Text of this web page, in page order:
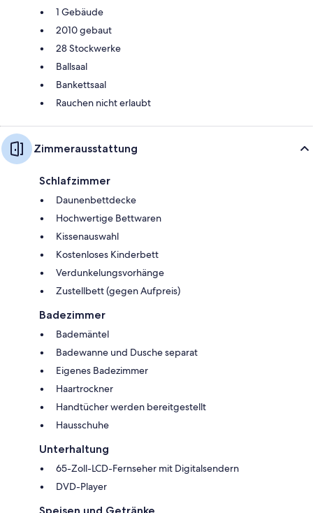
1 Gebäude
2010 gebaut
28 Stockwerke
Ballsaal
Bankettsaal
Rauchen nicht erlaubt
Zimmerausstattung
Schlafzimmer
Daunenbettdecke
Hochwertige Bettwaren
Kissenauswahl
Kostenloses Kinderbett
Verdunkelungsvorhänge
Zustellbett (gegen Aufpreis)
Badezimmer
Bademäntel
Badewanne und Dusche separat
Eigenes Badezimmer
Haartrockner
Handtücher werden bereitgestellt
Hausschuhe
Unterhaltung
65-Zoll-LCD-Fernseher mit Digitalsendern
DVD-Player